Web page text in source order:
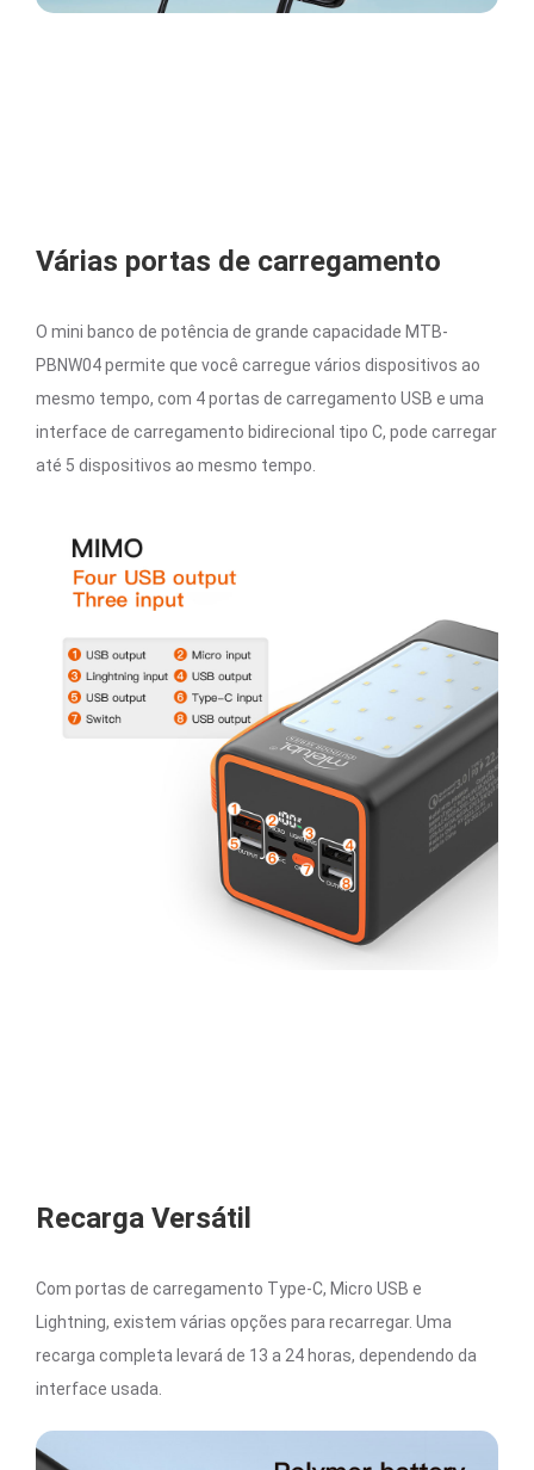
Várias portas de carregamento
O mini banco de potência de grande capacidade MTB-
PBNW04 permite que você carregue vários dispositivos ao
mesmo tempo, com 4 portas de carregamento USB e uma
interface de carregamento bidirecional tipo C, pode carregar
até 5 dispositivos ao mesmo tempo.
Recarga Versátil
Com portas de carregamento Type-C, Micro USB e
Lightning, existem várias opções para recarregar. Uma
recarga completa levará de 13 a 24 horas, dependendo da
interface usada.